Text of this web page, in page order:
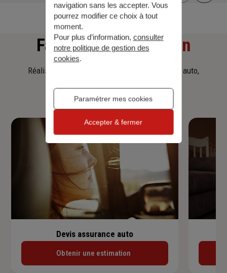
Faitesune simulation
Réalisez une simulation tarifaire d'assurance, auto,
Devis assurance auto
Obtenir une estimation
navigation sans les accepter. Vous
pourrez modifier ce choix à tout
moment.
Pour plus d’information, consulter
notre politique de gestion des
cookies.
Paramétrer mes cookies
Accepter & fermer